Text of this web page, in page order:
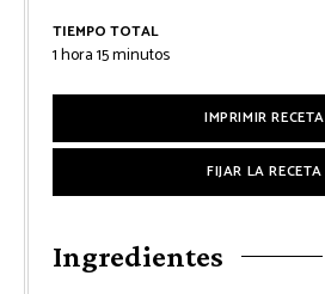
TIEMPO TOTAL
1hora
hora15minutos
minutos
IMPRIMIR RECETA
FIJAR LA RECETA
Ingredientes